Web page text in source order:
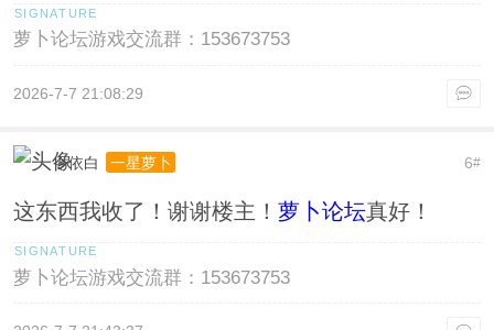
萝卜论坛游戏交流群：153673753
2026-7-7 21:08:29
6#
令依白 一星萝卜
这东西我收了！谢谢楼主！ 萝卜论坛真好！
萝卜论坛游戏交流群：153673753